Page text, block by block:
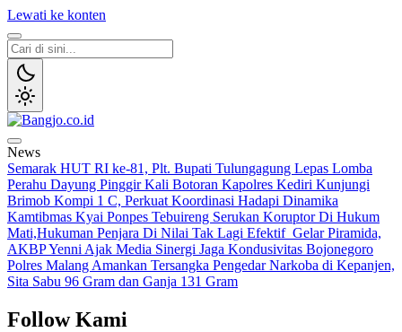
Lewati ke konten
Bangjo.co.id
Berani, Tegas, Terpercaya
News
Semarak HUT RI ke-81, Plt. Bupati Tulungagung Lepas Lomba
Perahu Dayung Pinggir Kali Botoran Kapolres Kediri Kunjungi
Brimob Kompi 1 C, Perkuat Koordinasi Hadapi Dinamika
Kamtibmas Kyai Ponpes Tebuireng Serukan Koruptor Di Hukum
Mati,Hukuman Penjara Di Nilai Tak Lagi Efektif Gelar Piramida,
AKBP Yenni Ajak Media Sinergi Jaga Kondusivitas Bojonegoro
Polres Malang Amankan Tersangka Pengedar Narkoba di Kepanjen,
Sita Sabu 96 Gram dan Ganja 131 Gram
Follow Kami